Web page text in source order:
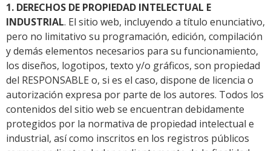
1. DERECHOS DE PROPIEDAD INTELECTUAL E
INDUSTRIAL. El sitio web, incluyendo a título enunciativo,
pero no limitativo su programación, edición, compilación
y demás elementos necesarios para su funcionamiento,
los diseños, logotipos, texto y/o gráficos, son propiedad
del RESPONSABLE o, si es el caso, dispone de licencia o
autorización expresa por parte de los autores. Todos los
contenidos del sitio web se encuentran debidamente
protegidos por la normativa de propiedad intelectual e
industrial, así como inscritos en los registros públicos